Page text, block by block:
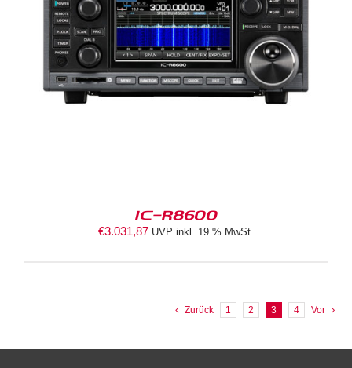
IC-R8600
€3.031,87 UVP inkl. 19 % MwSt.
Zurück 1 2 3 4 Vor